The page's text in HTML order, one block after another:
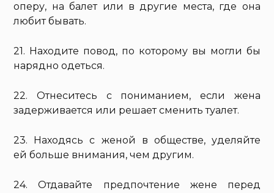
оперу, на балет или в другие места, где она
любит бывать.
21. Находите повод, по которому вы могли бы
нарядно одеться.
22. Отнеситесь с пониманием, если жена
задерживается или решает сменить туалет.
23. Находясь с женой в обществе, уделяйте
ей больше внимания, чем другим.
24. Отдавайте предпочтение жене перед